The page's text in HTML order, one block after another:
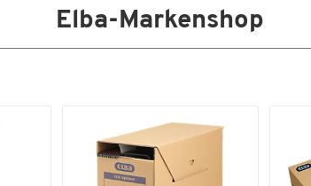
Elba-Markenshop